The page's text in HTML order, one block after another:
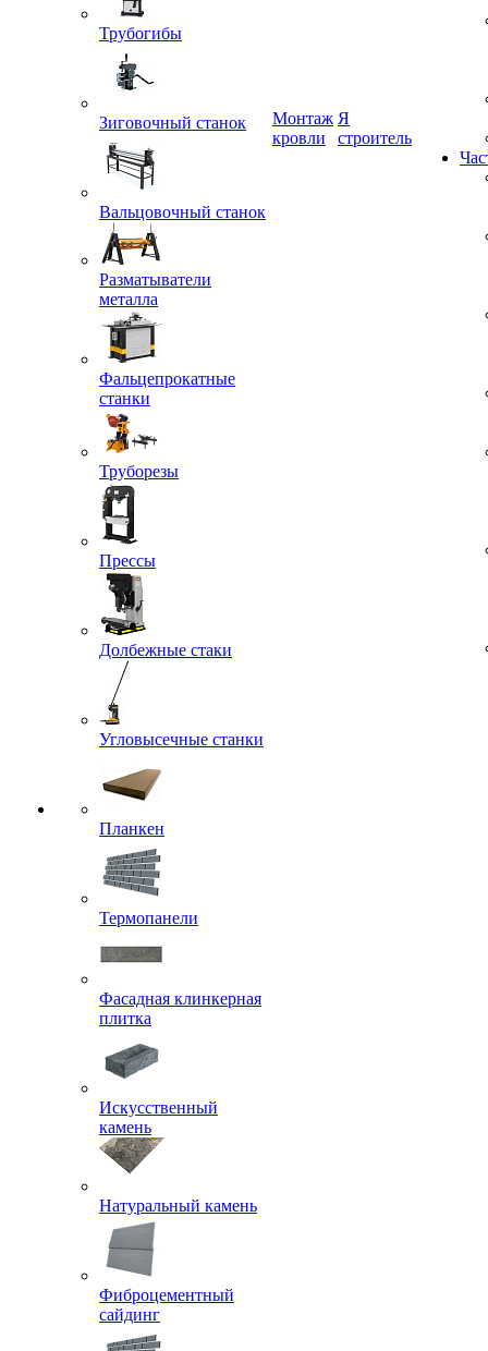
Трубогибы
Зиговочный станок
Вальцовочный станок
Разматыватели
металла
Фальцепрокатные
станки
Труборезы
Прессы
Долбежные стаки
Угловысечные станки
Планкен
Термопанели
Фасадная клинкерная
плитка
Искусственный
камень
Натуральный камень
Фиброцементный
сайдинг
кровли
строитель